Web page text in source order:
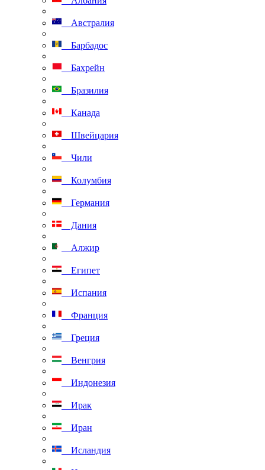
Австралия
Барбадос
Бахрейн
Бразилия
Канада
Швейцария
Чили
Колумбия
Германия
Дания
Алжир
Египет
Испания
Франция
Греция
Венгрия
Индонезия
Ирак
Иран
Исландия